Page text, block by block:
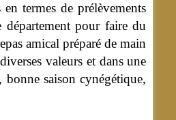
termes de prélèvements
pour faire du
amical préparé de main
valeurs et dans une
saison cynégétique,